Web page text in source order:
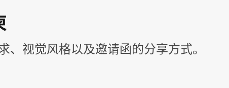
视觉风格以及邀请函的分享方式。